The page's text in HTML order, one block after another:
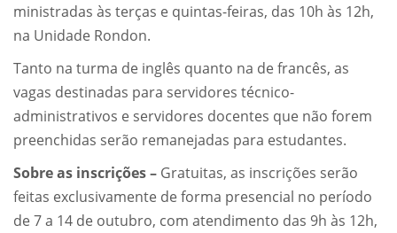
ministradas às terças e quintas-feiras, das 10h às 12h,
na Unidade Rondon.
Tanto na turma de inglês quanto na de francês, as
vagas destinadas para servidores técnico-
administrativos e servidores docentes que não forem
preenchidas serão remanejadas para estudantes.
Sobre as inscrições – Gratuitas, as inscrições serão
feitas exclusivamente de forma presencial no período
de 7 a 14 de outubro, com atendimento das 9h às 12h,